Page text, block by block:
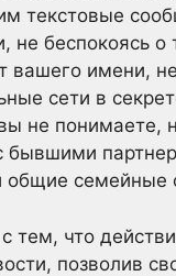
текстовые
не беспокоясь о
вашего имени,
сети в
не
бывшими
общие семейные
тем, что
позволив